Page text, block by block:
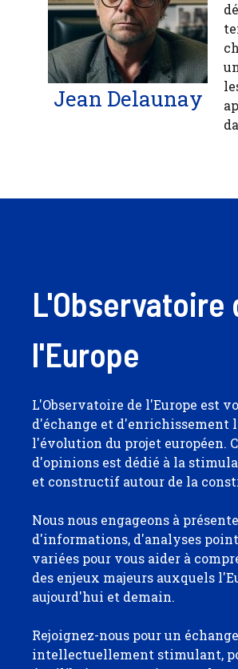
Jean Delaunay
L'Observatoire
l'Europe
L'Observatoire de l'Europe est
d'échange et d'enrichissement
l'évolution du projet européen.
d'opinions est dédié à la
et constructif autour de la
Nous nous engageons à
d'informations, d'analyses
variées pour vous aider à
des enjeux majeurs auxquels
aujourd'hui et demain.
Rejoignez-nous pour un
intellectuellement stimulant,